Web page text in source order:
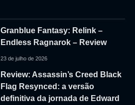
Granblue Fantasy: Relink –
Endless Ragnarok – Review
23 de julho de 2026
Review: Assassin’s Creed Black
Flag Resynced: a versão
definitiva da jornada de Edward